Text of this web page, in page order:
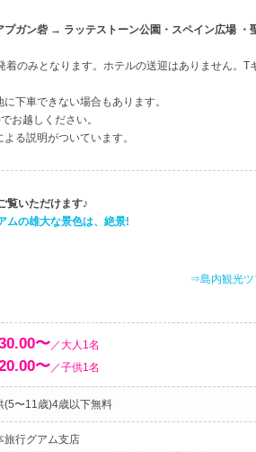
ガン砦 → ラッテストーン公園・スペイン広場 ・
のみとなります。ホテルの送迎はありません。T
下車できない場合もあります。
お越しください。
る説明がついています。
覧いただけます♪
ムの雄大な景色は、絶景!
⇒島内観光ツ
〜／大人1名
〜／子供1名
(5〜11歳)4歳以下無料
旅行グアム支店